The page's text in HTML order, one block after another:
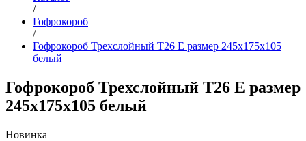
/
Гофрокороб
/
Гофрокороб Трехслойный Т26 E размер 245x175x105
белый
Гофрокороб Трехслойный Т26 E размер
245x175x105 белый
Новинка